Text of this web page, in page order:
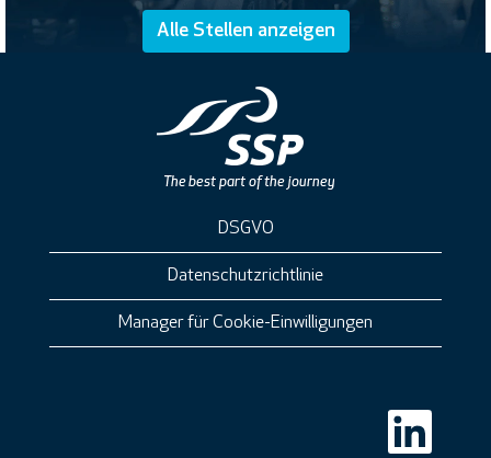
Alle Stellen anzeigen
DSGVO
Datenschutzrichtlinie
Manager für Cookie-Einwilligungen
W
r